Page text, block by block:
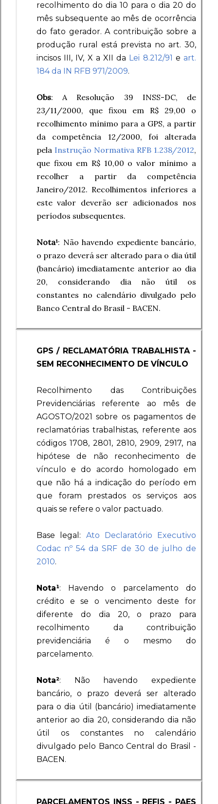
recolhimento do dia 10 para o dia 20 do
mês subsequente ao mês de ocorrência
do fato gerador. A contribuição sobre a
produção rural está prevista no art. 30,
incisos III, IV, X a XII da Lei 8.212/91 eart.
184 da IN RFB 971/2009.
Obs: A Resolução 39 INSS-DC, de
23/11/2000, que fixou em R$ 29,00 o
recolhimento mínimo para a GPS, a partir
da competência 12/2000, foi alterada
pela Instrução Normativa RFB 1.238/2012,
que fixou em R$ 10,00 o valor mínimo a
recolher a partir da competência
Janeiro/2012. Recolhimentos inferiores a
este valor deverão ser adicionados nos
períodos subsequentes.
Nota¹: Não havendo expediente bancário,
o prazo deverá ser alterado para o dia útil
(bancário) imediatamente anterior ao dia
20, considerando dia não útil os
constantes no calendário divulgado pelo
Banco Central do Brasil - BACEN.
GPS / RECLAMATÓRIA TRABALHISTA -
SEM RECONHECIMENTO DE VÍNCULO
Recolhimento das Contribuições
Previdenciárias referente ao mês de
AGOSTO/2021 sobre os pagamentos de
reclamatórias trabalhistas, referente aos
códigos 1708, 2801, 2810, 2909, 2917, na
hipótese de não reconhecimento de
vínculo e do acordo homologado em
que não há a indicação do período em
que foram prestados os serviços aos
quais se refere o valor pactuado.
Base legal: Ato Declaratório Executivo
Codac nº 54 da SRF de 30 de julho de
2010.
Nota¹: Havendo o parcelamento do
crédito e se o vencimento deste for
diferente do dia 20, o prazo para
recolhimento da contribuição
previdenciária é o mesmo do
parcelamento.
Nota²: Não havendo expediente
bancário, o prazo deverá ser alterado
para o dia útil (bancário) imediatamente
anterior ao dia 20, considerando dia não
útil os constantes no calendário
divulgado pelo Banco Central do Brasil -
BACEN .
PARCELAMENTOS INSS - REFIS - PAES